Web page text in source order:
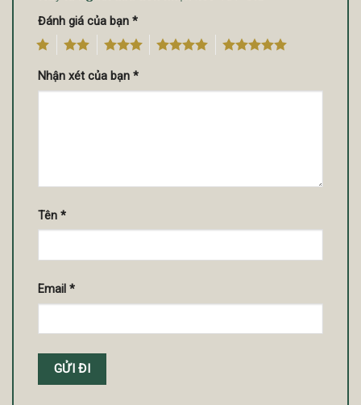
Đánh giá của bạn *
4 5
Nhận xét của bạn *
Tên *
Email *